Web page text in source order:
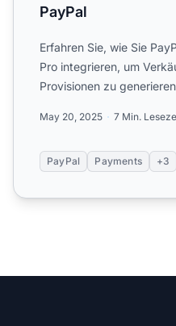
PayPal
Erfahren Sie, wie Sie
Pro integrieren, um
Provisionen zu
May 20, 2025 7 Min.
PayPal Payments +3